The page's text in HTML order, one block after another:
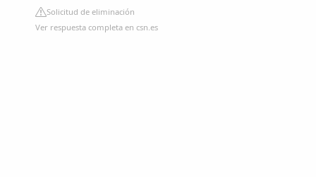
Solicitud de eliminación
Ver respuesta completa en csn.es